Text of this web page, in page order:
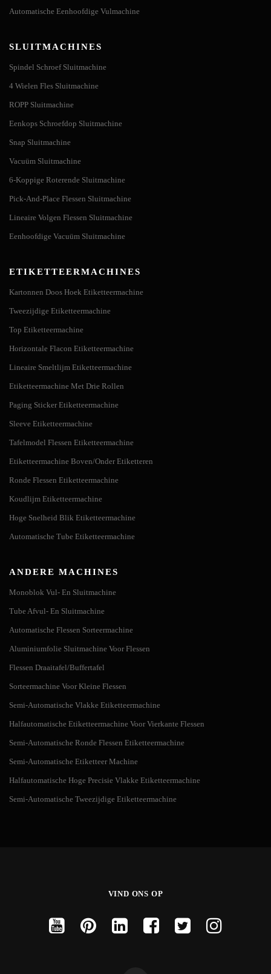
Automatische Eenhoofdige Vulmachine
SLUITMACHINES
Spindel Schroef Sluitmachine
4 Wielen Fles Sluitmachine
ROPP Sluitmachine
Eenkops Schroefdop Sluitmachine
Snap Sluitmachine
Vacuüm Sluitmachine
6-Koppige Roterende Sluitmachine
Pick-And-Place Flessen Sluitmachine
Lineaire Volgen Flessen Sluitmachine
Eenhoofdige Vacuüm Sluitmachine
ETIKETTEERMACHINES
Kartonnen Doos Hoek Etiketteermachine
Tweezijdige Etiketteermachine
Top Etiketteermachine
Horizontale Flacon Etiketteermachine
Lineaire Smeltlijm Etiketteermachine
Etiketteermachine Met Drie Rollen
Paging Sticker Etiketteermachine
Sleeve Etiketteermachine
Tafelmodel Flessen Etiketteermachine
Etiketteermachine Boven/Onder Etiketteren
Ronde Flessen Etiketteermachine
Koudlijm Etiketteermachine
Hoge Snelheid Blik Etiketteermachine
Automatische Tube Etiketteermachine
ANDERE MACHINES
Monoblok Vul- En Sluitmachine
Tube Afvul- En Sluitmachine
Automatische Flessen Sorteermachine
Aluminiumfolie Sluitmachine Voor Flessen
Flessen Draaitafel/Buffertafel
Sorteermachine Voor Kleine Flessen
Semi-Automatische Vlakke Etiketteermachine
Halfautomatische Etiketteermachine Voor Vierkante Flessen
Semi-Automatische Ronde Flessen Etiketteermachine
Semi-Automatische Etiketteer Machine
Halfautomatische Hoge Precisie Vlakke Etiketteermachine
Semi-Automatische Tweezijdige Etiketteermachine
VIND ONS OP